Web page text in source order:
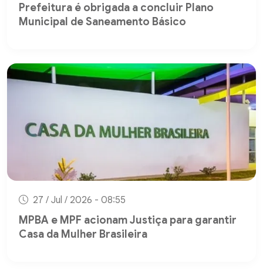
Prefeitura é obrigada a concluir Plano
Municipal de Saneamento Básico
27 / Jul / 2026 - 08:55
MPBA e MPF acionam Justiça para garantir
Casa da Mulher Brasileira